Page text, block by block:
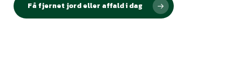
Få fjernet jord eller affald i dag